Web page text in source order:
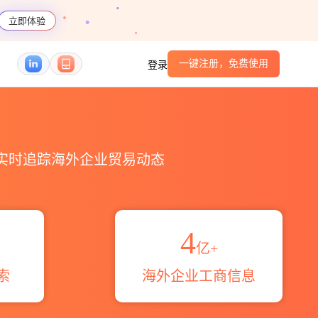
立即体验
登录 一键注册，免费使用
时追踪海外企业贸易动态
4亿+
海外企业工商信息